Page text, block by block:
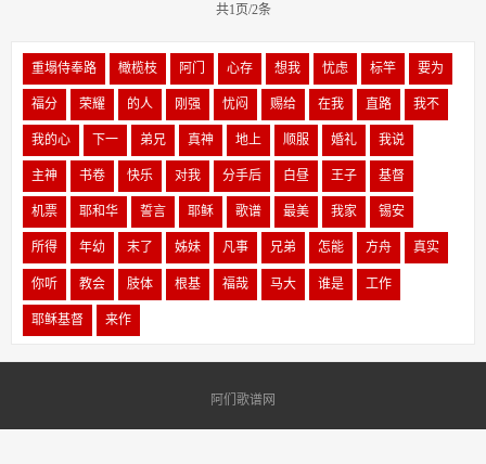
共1页/2条
重塌侍奉路 橄榄枝 阿门 心存 想我 忧虑 标竿 要为
福分 荣耀 的人 刚强 忧闷 赐给 在我 直路 我不
我的心 下一 弟兄 真神 地上 顺服 婚礼 我说
主神 书卷 快乐 对我 分手后 白昼 王子 基督
机票 耶和华 誓言 耶稣 歌谱 最美 我家 锡安
所得 年幼 末了 姊妹 凡事 兄弟 怎能 方舟 真实
你听 教会 肢体 根基 福哉 马大 谁是 工作
耶稣基督 来作
阿们歌谱网
Copyright © 2002-2017 DEDECMS. 织梦科技 版权所有